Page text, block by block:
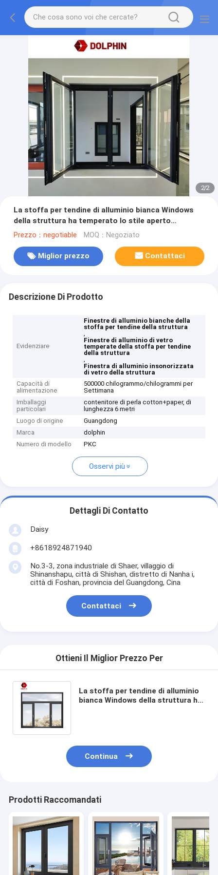
2/2
La stoffa per tendine di alluminio bianca Windows
della struttura ha temperato lo stile aperto
dell'oscillazione di vetro
Prezzo：negotiable MOQ：Negoziato
Miglior prezzo Contattaci
Descrizione Di Prodotto
Evidenziare
Finestre di alluminio bianche della
stoffa per tendine della struttura
,
Finestre di alluminio di vetro
temperate della stoffa per tendine
della struttura
,
Finestra di alluminio insonorizzata
di vetro della struttura
Capacità di
alimentazione
500000 chilogrammo/chilogrammi per
Settimana
Imballaggi
particolari
contenitore di perla cotton+paper, di
lunghezza 6 metri
Luogo di origine
Guangdong
Marca
dolphin
Numero di modello
PKC
Osservi più
Dettagli Di Contatto
Daisy
+8618924871940
No.3-3, zona industriale di Shaer, villaggio di
Shinanshapu, città di Shishan, distretto di Nanha i,
città di Foshan, provincia del Guangdong, Cina
Contattaci
Ottieni Il Miglior Prezzo Per
La stoffa per tendine di alluminio
bianca Windows della struttura ha
Continua
Prodotti Raccomandati